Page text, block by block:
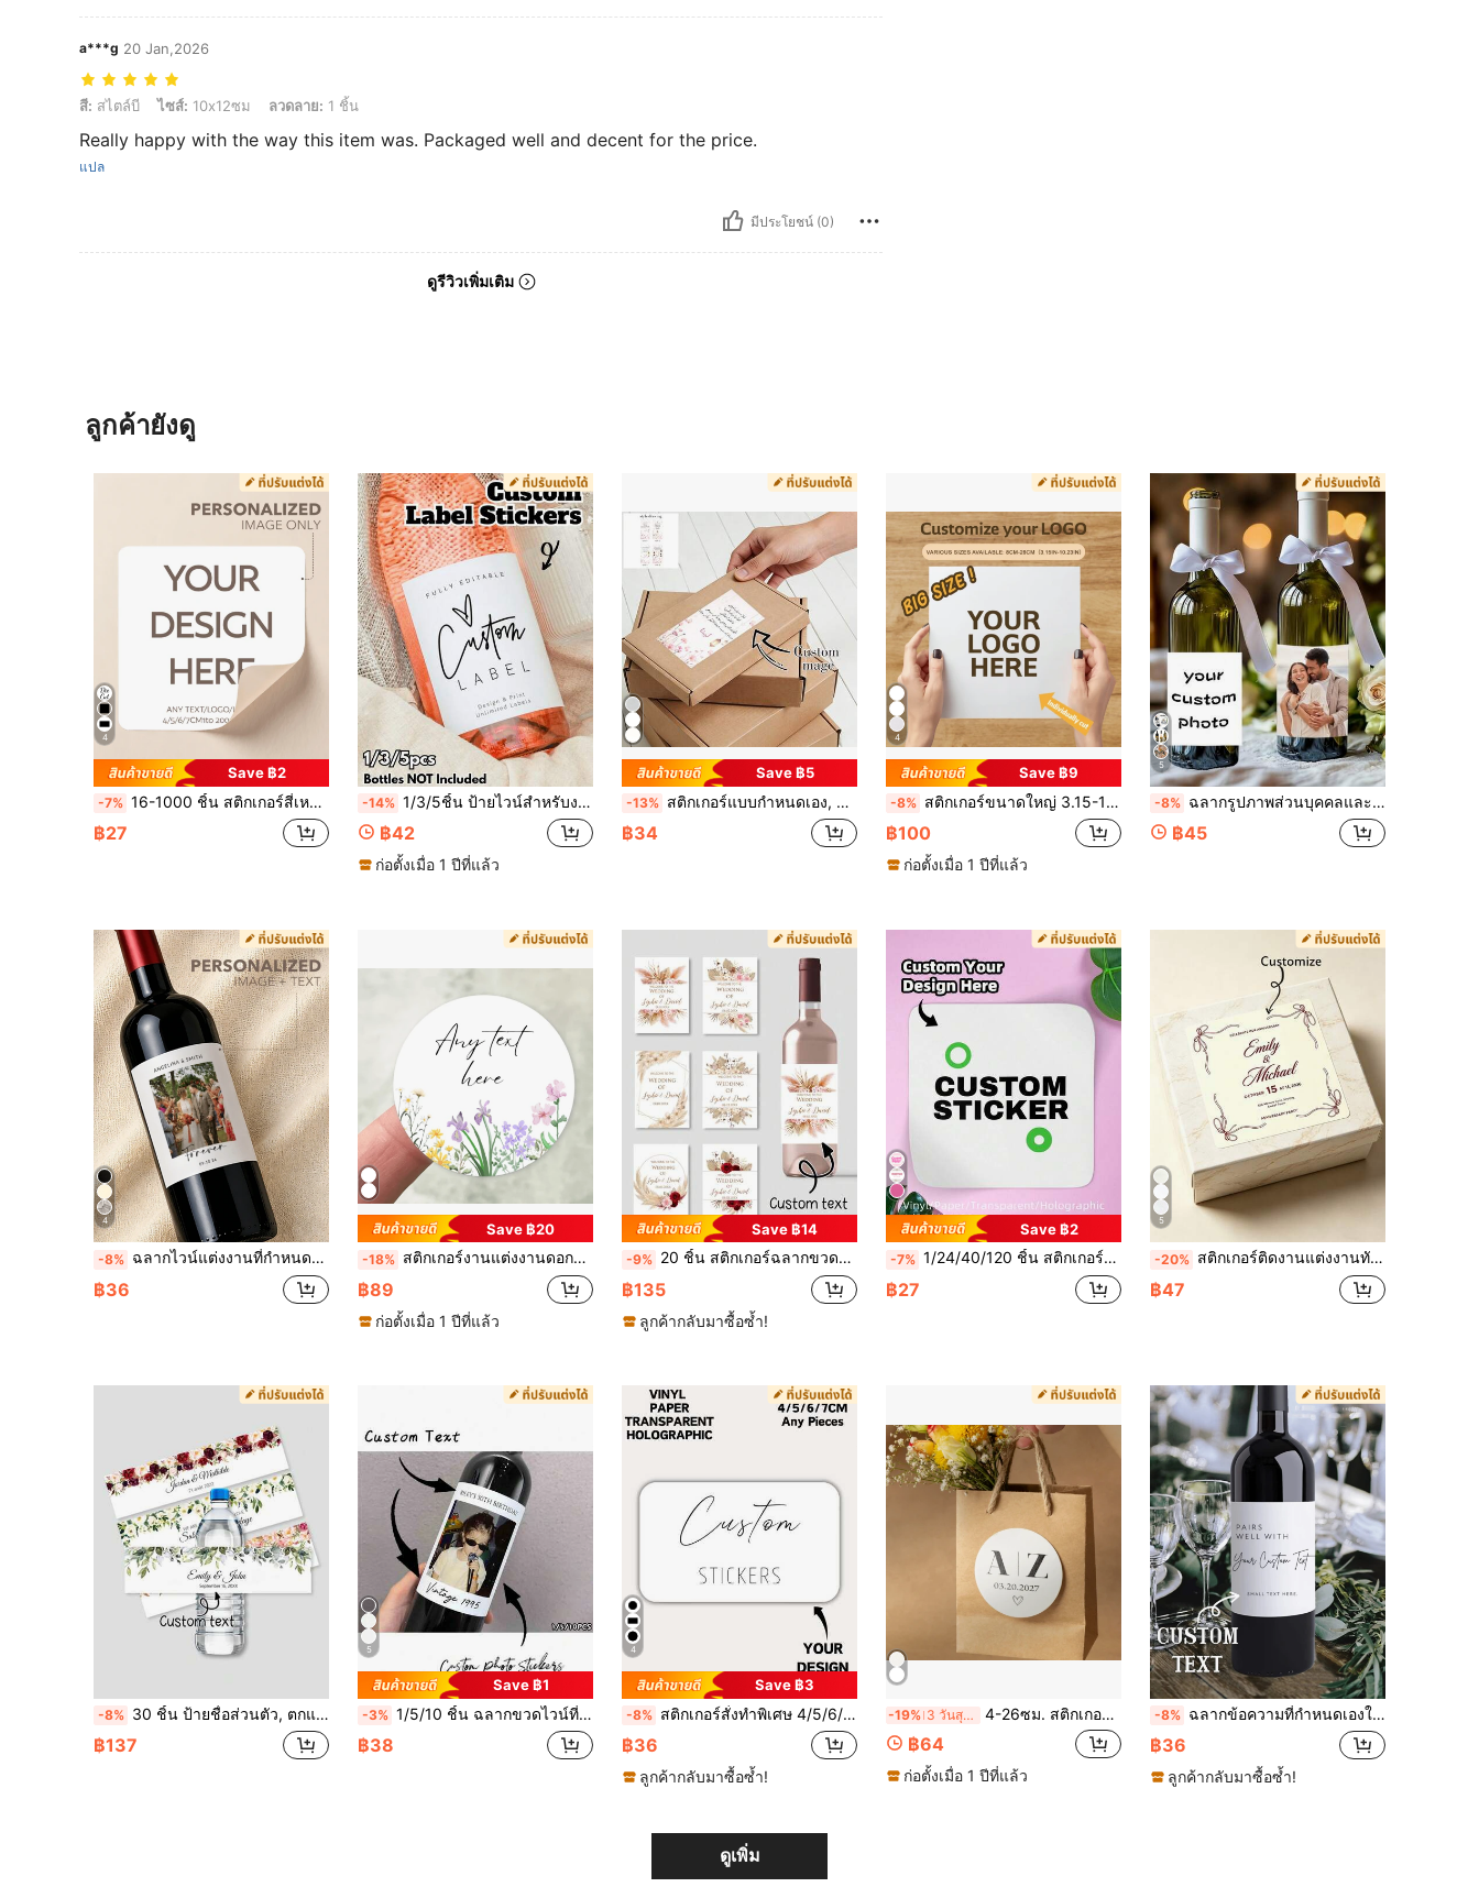
a***g 20 Jan,2026
สี: สไตล์บี, ไซส์: 10x12ซม, ลวดลาย: 1 ชิ้น
สี: สไตล์บี ไซส์: 10x12ซม ลวดลาย: 1 ชิ้น
Really happy with the way this item was. Packaged well and decent for the price.
แปล
มีประโยชน์ (0)
ดูรีวิวเพิ่มเติม
ลูกค้ายังดู
4
Save ฿2
-7% 16-1000 ชิ้น สติกเกอร์สี่เหลี่ยมที่กำหนดเอง | สติกเกอร์ส่วนบุคคล | สติกเกอร์โลโก้ | สติกเกอร์โฮโลแกรม | สติกเกอร์ธุรกิจ | สติกเกอร์กันน้ำขนาดใดก็ได้ | 5/6/7 ซม. | ป้ายที่กำหนดเอง | ป้ายไปรษณีย์ | สติกเกอร์สั่งซื้อ | สติกเกอร์งานแต่งงาน | สติกเกอร์ปาร์ตี้ | สติกเกอร์วันเกิด | ฮาโลวีน, วันขอบคุณพระเจ้า, ของขวัญคริสต์มาส | สติกเกอร์ของขวัญ, ตกแต่งบ้าน, บรรยากาศบ้านคริสต์มาส, ป้ายส่วนบุคคล
฿27
-14% 1/3/5ชิ้น ป้ายไวน์สำหรับงานเลี้ยงหมั้นส่วนบุคคล, ป้ายของขวัญสำหรับงานหมั้น, ป้ายแบบกำหนดเอง, การออกแบบชื่อย่อสำหรับงานแต่งงาน, สติกเกอร์ขวดไวน์, ป้ายแชมเปญ, สติกเกอร์ชื่อแบบกำหนดเอง, ของขวัญ DIY, ป้ายไวน์รูปภาพแบบกำหนดเอง
฿42
ก่อตั้งเมื่อ 1 ปีที่แล้ว
Save ฿5
-13% สติกเกอร์แบบกำหนดเอง, สติกเกอร์กล่อง, สติกเกอร์ของขวัญ, สติกเกอร์บรรจุภัณฑ์, สติกเกอร์ถุงของขวัญ, สติกเกอร์กล่อง, สติกเกอร์รอมฎอน, รอมฎอน, ปาร์ตี้, วันหยุด, การเฉลิมฉลอง, การออกแบบส่วนบุคคล, เหมาะสำหรับติดเอกสารการทำงาน, การ์ดอวยพร, บรรจุภัณฑ์ขนม, กล่องเครื่องประดับ, ถุงกระดาษ, กล่องของขวัญ, ถุงช้อปปิ้ง, ซองจดหมาย
฿34
4
Save ฿9
-8% สติกเกอร์ขนาดใหญ่ 3.15-10.24 นิ้ว แบบกำหนดเอง, ฉลากสติกเกอร์ส่วนบุคคล, พิมพ์ออกแบบโลโก้รูปภาพใดก็ได้, สติกเกอร์กระดาษสี่เหลี่ยมด้านผิวด้านตัดแยก, ทนต่อการซีดจาง, สำหรับธุรกิจสำนักงานงานแต่งงานปาร์ตี้วันเกิดคริสต์มาส, ของขวัญส่วนบุคคล
฿100
ก่อตั้งเมื่อ 1 ปีที่แล้ว
5
-8% ฉลากรูปภาพส่วนบุคคลและสติกเกอร์ขวดปาร์ตี้ที่ปรับแต่งได้ เหมาะสำหรับการตกแต่งขวดสำหรับวันเกิด งานแต่งงาน วันครบรอบ และงานปาร์ตี้
฿45
4
-8% ฉลากไวน์แต่งงานที่กำหนดเอง 4 ขนาด สติกเกอร์ขวดรูปภาพและข้อความ ฉลากไวน์กันน้ำพร้อมตัวกรองรูปภาพหลายแบบ ของขวัญหมั้นครบรอบวันเกิด เหมาะสำหรับขวดไวน์ แชมเปญ วิสกี้ เทคีล่า ฉลากชื่อคู่และวันที่ ตกแต่งงานเฉลิมฉลอง
฿36
Save ฿20
-18% สติกเกอร์งานแต่งงานดอกไม้ป่าแบบกำหนดเอง 4-26 ซม. สติกเกอร์งานเลี้ยงเด็กทารกที่ทนต่อการซีดจาง ป้ายที่สมบูรณ์แบบสำหรับงานแต่งงาน งานเลี้ยงสาวโสด งานเลี้ยงเจ้าสาว วันเกิด งานเลี้ยงสาวโสด พิธีรับศีลล้างบาป สติกเกอร์ดอกไม้ สติกเกอร์ขนมหวานและคุกกี้ ป้ายของขวัญที่ทำด้วยมือแบบกำหนดเอง
฿89
ก่อตั้งเมื่อ 1 ปีที่แล้ว
Save ฿14
-9% 20 ชิ้น สติกเกอร์ฉลากขวดไวน์หญ้าแพมพัส ข้อความที่ปรับแต่งได้สำหรับงานแต่งงาน พิธีรับศีลล้างบาป ตกแต่งวันเกิด ฉลากกาวที่ปรับแต่งได้
฿135
ลูกค้ากลับมาซื้อซ้ำ!
Save ฿2
-7% 1/24/40/120 ชิ้น สติกเกอร์ที่ปรับแต่งได้ สามารถปรับแต่งด้วยดีไซน์ ภาพ โลโก้ ข้อความใดๆ เหมาะสำหรับโลโก้ธุรกิจ ฉลากขอบคุณ สติกเกอร์โฮโลแกรม สติกเกอร์ครบรอบ สติกเกอร์วันหยุด ฮาโลวีน สติกเกอร์คริสต์มาส ใช้ได้สำหรับบ้าน สวน สำนักงาน สามารถใช้สำหรับครบรอบ วันวาเลนไทน์ วันแม่ วันเกิด วันพ่อ การสำเร็จการศึกษา งานแต่งงาน การย้ายบ้าน อุปกรณ์และโอกาสอื่นๆ สติกเกอร์ที่ปรับแต่ง แสดงเสน่ห์ของคุณ
฿27
5
-20% สติกเกอร์ติดงานแต่งงานทันสมัยแบบกำหนดเอง, ฉลากผ้าเช็ดปากงานแต่งงานแบบกำหนดเอง, เครื่องเขียนงานแต่งงานส่วนบุคคล, สติกเกอร์ผ้าเช็ดปากงานแต่งงาน, สติกเกอร์ติดกล่อง, สติกเกอร์ติดบรรจุภัณฑ์, สติกเกอร์ติดของขวัญ, สติกเกอร์ข้อความ
฿47
-8% 30 ชิ้น ป้ายชื่อส่วนตัว, ตกแต่งใบไม้, ข้อความชื่อที่กำหนดเอง, สำหรับวันเกิด, พิธีรับศีลล้างบาป, งานแต่งงาน, ตกแต่งปาร์ตี้ผู้ใหญ่, สำนักงาน, ห้องน้ำชา, บ้าน, การสำเร็จการศึกษา, ของขวัญที่เหมาะสมสำหรับเขา, ของขวัญที่เหมาะสมสำหรับเธอ, แฟนชาย, แฟนหญิง, พ่อ, แม่, ครอบครัว, ของขวัญที่ใส่ใจ
฿137
5
Save ฿1
-3% 1/5/10 ชิ้น ฉลากขวดไวน์ที่ปรับแต่งได้, ฉลากไวน์วันเกิดครบรอบ 30 ปี, ของขวัญวันเกิดครบรอบ 30 ปีที่ปรับแต่งได้, สติกเกอร์วันเกิดวินเทจ 1995, ฉลากวันเกิดครบรอบ 40 ปี 60 ปี, กิจกรรมศิลปะวัยรุ่น, บรรยากาศอบอุ่น, การปรับปรุงบ้านในฤดูใบไม้ร่วง, ตกแต่งคริสต์มาส, ความสามัคคีในครอบครัว
฿38
4
Save ฿3
-8% สติกเกอร์สั่งทำพิเศษ 4/5/6/7 ซม. ป้ายโลโก้ธุรกิจ สติกเกอร์สำหรับงานแต่งงาน ปาร์ตี้ วันเกิด ป้ายของขวัญวันรับปริญญา วันพ่อ สำหรับของชำร่วยงานแต่ง ของขวัญเบบี้ชาวเวอร์ ซีลซองจดหมาย งานฝีมือ DIY ไอเดียของขวัญ
฿36
ลูกค้ากลับมาซื้อซ้ำ!
-19% 3 วันสุดท้าย 4-26ซม. สติกเกอร์และฉลากแบบกำหนดเอง, สติกเกอร์ตัวอักษรผสมส่วนบุคคลพร้อมข้อความ, มีหลายขนาด, ทนทานต่อการซีดจาง, ของชำร่วยงานแต่งงาน, สามารถใช้เป็นของขวัญแขก, สติกเกอร์ขอบคุณ, สติกเกอร์งานแต่งงานทำมือ, สติกเกอร์ถุงขนม, สติกเกอร์ของชำร่วยของหวาน, และยังเหมาะเป็นของขวัญสำหรับผู้ชาย/ผู้หญิง, และอุปกรณ์เสริมงานแต่งงานแบบกำหนดเองอื่นๆ
฿64
ก่อตั้งเมื่อ 1 ปีที่แล้ว
-8% ฉลากข้อความที่กำหนดเองในขนาดต่างๆ - สติกเกอร์ส่วนบุคคลกันน้ำ, ของขวัญที่ไม่ซ้ำใคร, เข้ากันได้อย่างลงตัวกับฉลากไวน์ที่กำหนดเอง, ฉลากไวน์ส่วนบุคคลสำหรับเพื่อนเจ้าสาว/ข้อเสนอของเพื่อนเจ้าสาว, ของขวัญแต่งงาน, เหมาะสำหรับงานแต่งงาน, วันครบรอบ, วันเกิด, งานหมั้น, ปาร์ตี้สละโสดและการเฉลิมฉลองพิเศษ, เหมาะสำหรับขวดไวน์, แชมเปญ, เตกีล่า, วิสกี้, สติกเกอร์ฉลากไวน์สนุกๆ, ของชำร่วยปาร์ตี้ฉลากแชมเปญที่กำหนดเอง
฿36
ลูกค้ากลับมาซื้อซ้ำ!
ดูเพิ่ม